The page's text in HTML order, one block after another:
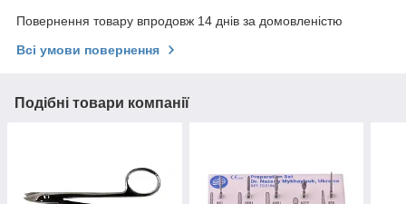
Повернення товару впродовж 14 днів за домовленістю
Всі умови повернення
Подібні товари компанії